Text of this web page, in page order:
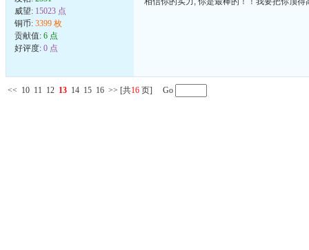
威望: 15023 点
铜币: 3399 枚
贡献值: 6 点
好评度: 0 点
<< 10 11 12 13 14 15 16 >> [共16 页] Go